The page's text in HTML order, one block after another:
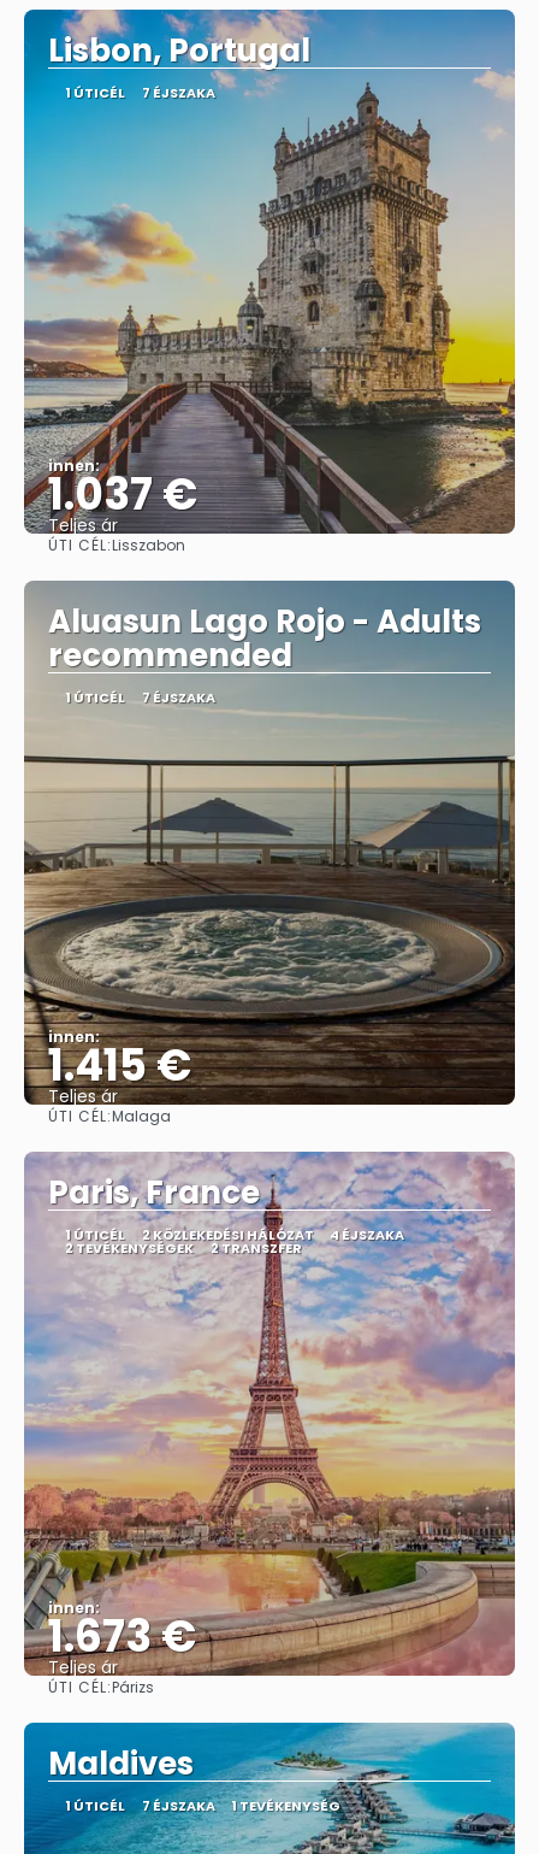
Lisbon, Portugal
1 ÚTICÉL 7 ÉJSZAKA
innen:
1.037 €
Teljes ár
ÚTI CÉL:Lisszabon
Aluasun Lago Rojo - Adults
recommended
1 ÚTICÉL 7 ÉJSZAKA
innen:
1.415 €
Teljes ár
ÚTI CÉL:Malaga
Paris, France
1 ÚTICÉL 2 KÖZLEKEDÉSI HÁLÓZAT 4 ÉJSZAKA
2 TEVÉKENYSÉGEK 2 TRANSZFER
innen:
1.673 €
Teljes ár
ÚTI CÉL:Párizs
Maldives
1 ÚTICÉL 7 ÉJSZAKA 1 TEVÉKENYSÉG